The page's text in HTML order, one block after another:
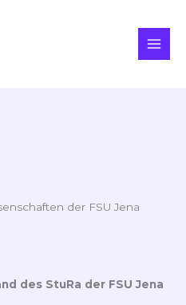
der FSU Jena
des StuRa der FSU Jena